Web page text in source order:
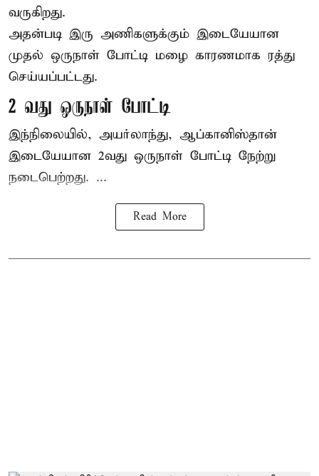
வருகிறது.
அதன்படி இரு அணிகளுக்கும் இடையேயான
முதல் ஒருநாள் போட்டி மழை காரணமாக ரத்து
செய்யப்பட்டது.
2 வது ஒருநாள் போட்டி
இந்நிலையில், அயர்லாந்து, ஆப்கானிஸ்தான்
இடையேயான 2வது ஒருநாள் போட்டி நேற்று
நடைபெற்றது. ...
Read More